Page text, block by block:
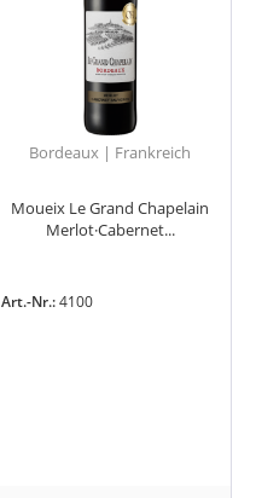
Bordeaux | Frankreich
Moueix Le Grand Chapelain
Merlot·Cabernet...
Art.-Nr.:4100